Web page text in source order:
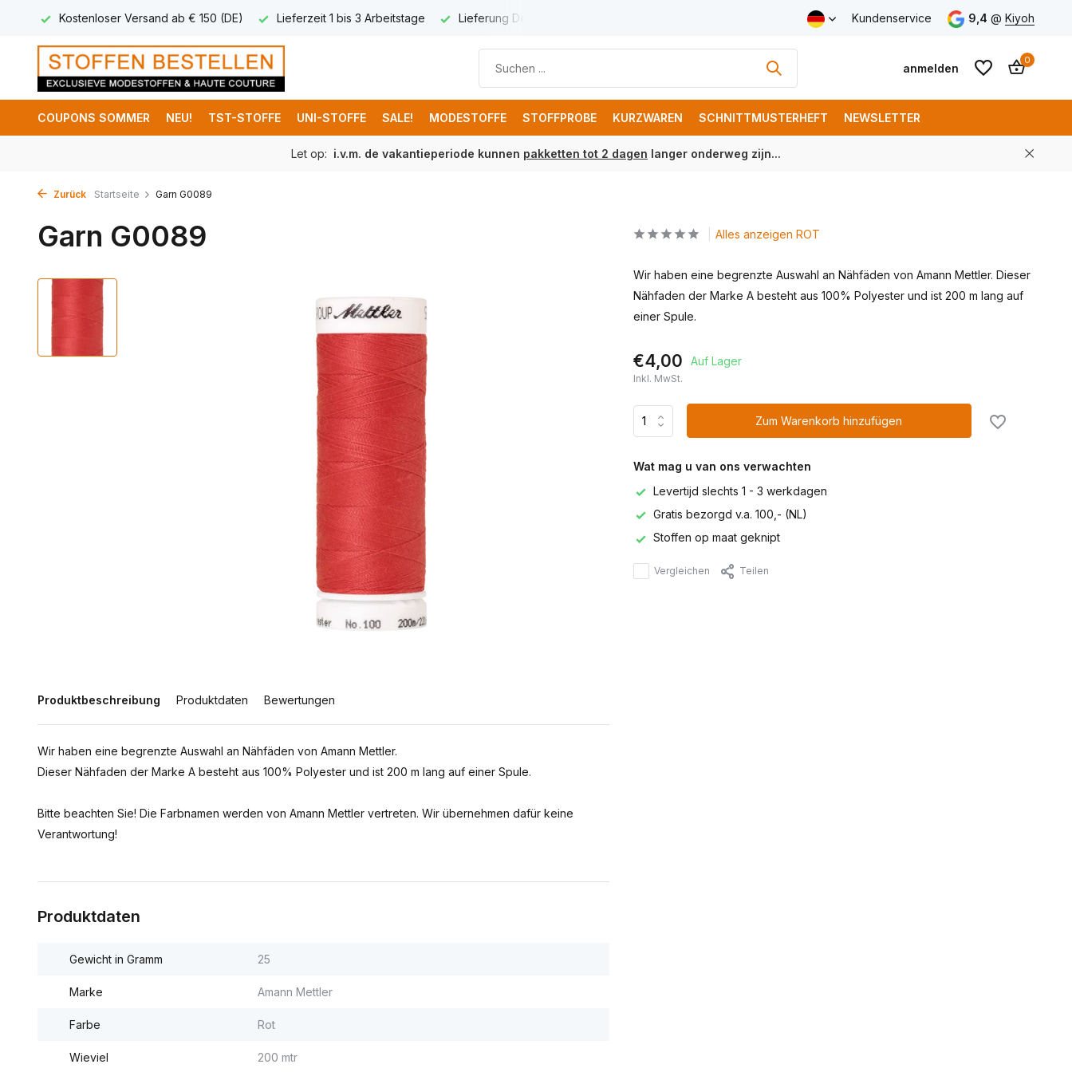
Kostenloser Versand ab € 150 (DE) Lieferzeit 1 bis 3 Arbeitstage Lieferung Deutschland € 8,95 Kostenloser Versand ab € 150 (DE) Kundenservice 9,4 @ Kiyoh
anmelden
0
COUPONS SOMMER NEU! TST-STOFFE UNI-STOFFE SALE! MODESTOFFE STOFFPROBE KURZWAREN SCHNITTMUSTERHEFT NEWSLETTER
Let op: i.v.m. de vakantieperiode kunnen pakketten tot 2 dagen langer onderweg zijn...
Zurück Startseite Garn G0089
Garn G0089
Produktbeschreibung Produktdaten Bewertungen
Wir haben eine begrenzte Auswahl an Nähfäden von Amann Mettler.
Dieser Nähfaden der Marke A besteht aus 100% Polyester und ist 200 m lang auf einer Spule.
Bitte beachten Sie! Die Farbnamen werden von Amann Mettler vertreten. Wir übernehmen dafür keine
Verantwortung!
Produktdaten
Gewicht in Gramm 25
Marke Amann Mettler
Farbe Rot
Wieviel 200 mtr
Alles anzeigen ROT
Wir haben eine begrenzte Auswahl an Nähfäden von Amann Mettler. Dieser
Nähfaden der Marke A besteht aus 100% Polyester und ist 200 m lang auf
einer Spule.
€4,00 Auf Lager
Inkl. MwSt.
Zum Warenkorb hinzufügen
Wat mag u van ons verwachten
Levertijd slechts 1 - 3 werkdagen
Gratis bezorgd v.a. 100,- (NL)
Stoffen op maat geknipt
Vergleichen Teilen